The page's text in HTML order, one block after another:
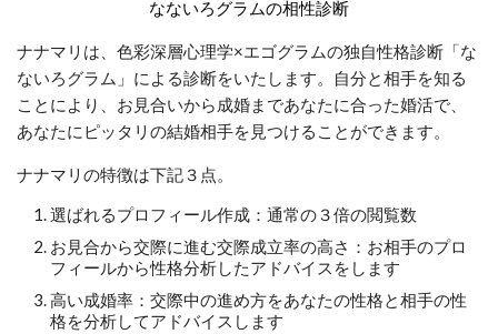
なないろグラムの相性診断
ナナマリは、色彩深層心理学×エゴグラムの独自性格診断「な
ないろグラム」による診断をいたします。自分と相手を知る
ことにより、お見合いから成婚まであなたに合った婚活で、
あなたにピッタリの結婚相手を見つけることができます。
ナナマリの特徴は下記３点。
選ばれるプロフィール作成：通常の３倍の閲覧数
お見合から交際に進む交際成立率の高さ：お相手のプロ
フィールから性格分析したアドバイスをします
高い成婚率：交際中の進め方をあなたの性格と相手の性
格を分析してアドバイスします